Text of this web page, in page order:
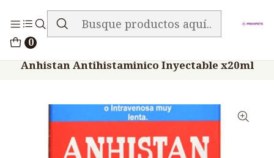
0
ENVIO GRATIS EN TODA LA TIENDA
Anhistan Antihistaminico Inyectable x20ml